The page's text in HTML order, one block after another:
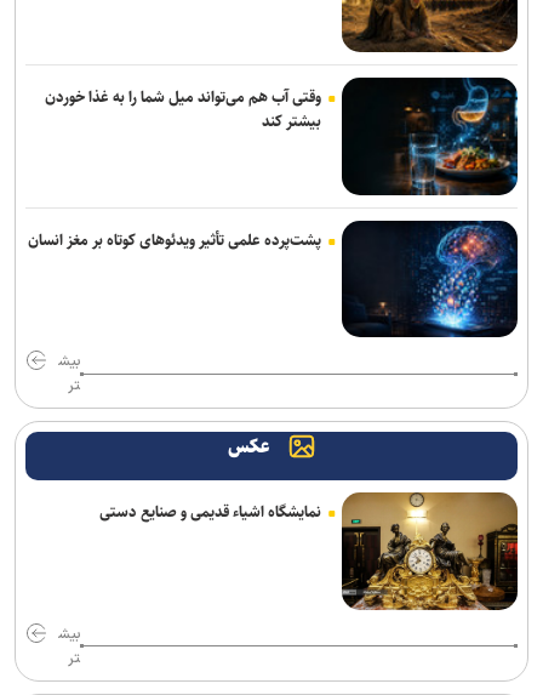
عضو هیئت علمی دانشگاه آزاد: اصلاح حکمرانی آموزشی مهم‌ترین
پیش‌نیاز تحول در آموزش عالی است
تقویم آموزشی نیمسال اول دانشگاه خوارزمی اعلام شد
وقتی آب هم می‌تواند میل شما را به غذا خوردن
بیشتر کند
پشت‌پرده علمی تأثیر ویدئو‌های کوتاه بر مغز انسان
بیش
تر
عکس
نمایشگاه اشیاء قدیمی و صنایع دستی
بیش
تر